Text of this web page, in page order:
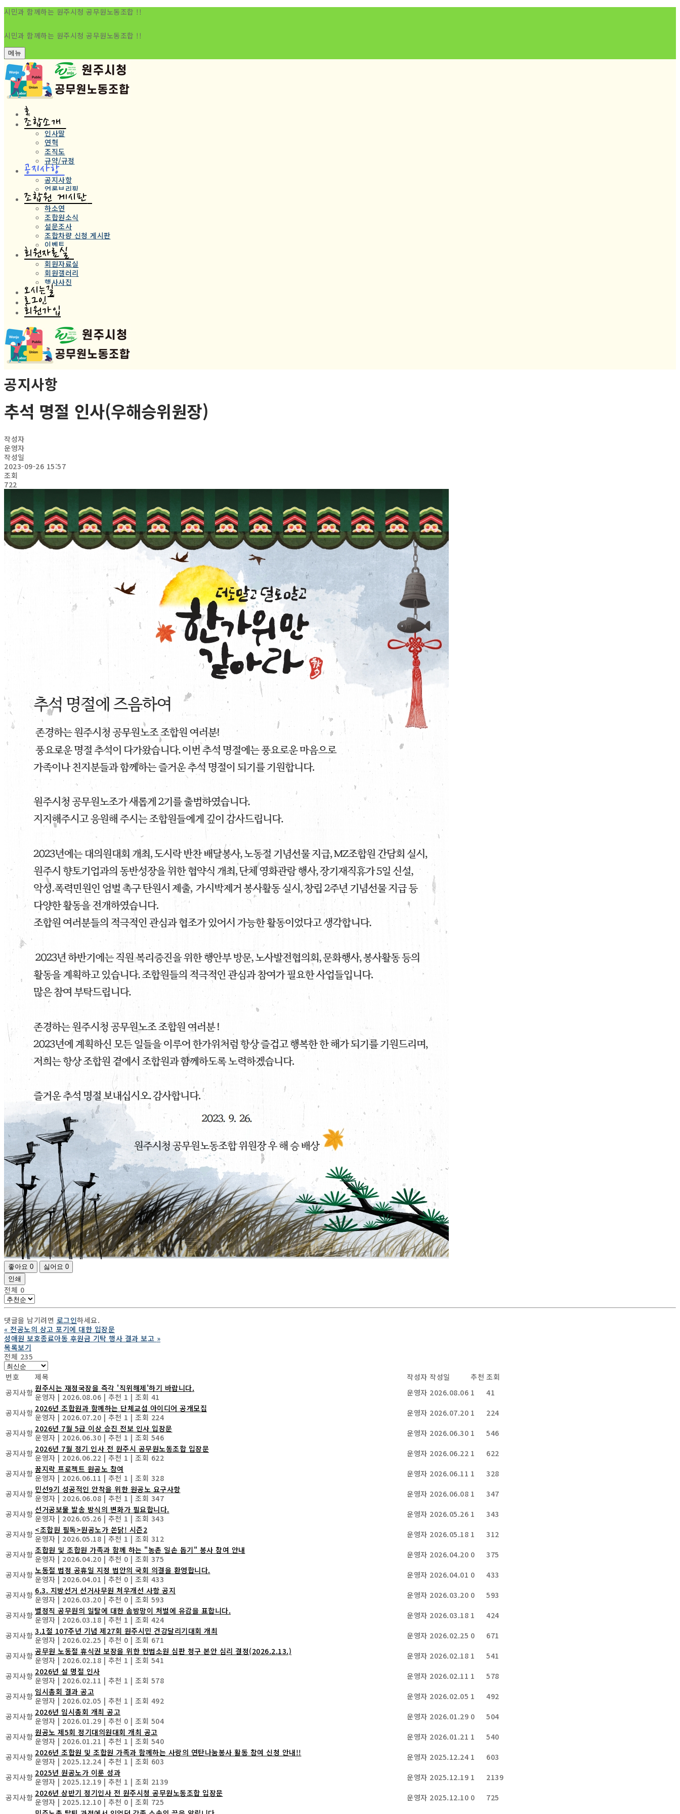
시민과 함께하는 원주시청 공무원노동조합 !!
시민과 함께하는 원주시청 공무원노동조합 !!
메뉴
홈
조합소개
인사말
연혁
조직도
규약/규정
공지사항
공지사항
언론브리핑
조합원 게시판
하소연
조합원소식
설문조사
조합차량 신청 게시판
이벤트
회원자료실
회원자료실
회원갤러리
행사사진
오시는길
로그인
회원가입
공지사항
추석 명절 인사(우해승위원장)
작성자
운영자
작성일
2023-09-26 15:57
조회
722
좋아요 0 싫어요 0
인쇄
전체 0
댓글을 남기려면 로그인하세요.
« 전공노의 상고 포기에 대한 입장문
성애원 보호종료아동 후원금 기탁 행사 결과 보고 »
목록보기
전체 235
번호
제목 작성자 작성일 추천 조회
공지사항 원주시는 재정국장을 즉각 '직위해제'하기 바랍니다.
운영자 | 2026.08.06 | 추천 1 | 조회 41 운영자 2026.08.06 1
41
공지사항 2026년 조합원과 함께하는 단체교섭 아이디어 공개모집
운영자 | 2026.07.20 | 추천 1 | 조회 224 운영자 2026.07.20 1
224
공지사항 2026년 7월 5급 이상 승진 전보 인사 입장문
운영자 | 2026.06.30 | 추천 1 | 조회 546 운영자 2026.06.30 1
546
공지사항 2026년 7월 정기 인사 전 원주시 공무원노동조합 입장문
운영자 | 2026.06.22 | 추천 1 | 조회 622 운영자 2026.06.22 1
622
공지사항 꿈지락 프로젝트 원공노 참여
운영자 | 2026.06.11 | 추천 1 | 조회 328 운영자 2026.06.11 1
328
공지사항 민선9기 성공적인 안착을 위한 원공노 요구사항
운영자 | 2026.06.08 | 추천 1 | 조회 347 운영자 2026.06.08 1
347
공지사항 선거공보물 발송 방식의 변화가 필요합니다.
운영자 | 2026.05.26 | 추천 1 | 조회 343 운영자 2026.05.26 1
343
공지사항 <조합원 필독>원공노가 쏜닭! 시즌2
운영자 | 2026.05.18 | 추천 1 | 조회 312 운영자 2026.05.18 1
312
공지사항 조합원 및 조합원 가족과 함께 하는 "농촌 일손 돕기" 봉사 참여 안내
운영자 | 2026.04.20 | 추천 0 | 조회 375 운영자 2026.04.20 0
375
공지사항 노동절 법정 공휴일 지정 법안의 국회 의결을 환영합니다.
운영자 | 2026.04.01 | 추천 0 | 조회 433 운영자 2026.04.01 0
433
공지사항 6.3. 지방선거 선거사무원 처우개선 사항 공지
운영자 | 2026.03.20 | 추천 0 | 조회 593 운영자 2026.03.20 0
593
공지사항 별정직 공무원의 일탈에 대한 솜방망이 처벌에 유감을 표합니다.
운영자 | 2026.03.18 | 추천 1 | 조회 424 운영자 2026.03.18 1
424
공지사항 3.1절 107주년 기념 제27회 원주시민 건강달리기대회 개최
운영자 | 2026.02.25 | 추천 0 | 조회 671 운영자 2026.02.25 0
671
공지사항 공무원 노동절 휴식권 보장을 위한 헌법소원 심판 청구 본안 심리 결정(2026.2.13.)
운영자 | 2026.02.18 | 추천 1 | 조회 541 운영자 2026.02.18 1
541
공지사항 2026년 설 명절 인사
운영자 | 2026.02.11 | 추천 1 | 조회 578 운영자 2026.02.11 1
578
공지사항 임시총회 결과 공고
운영자 | 2026.02.05 | 추천 1 | 조회 492 운영자 2026.02.05 1
492
공지사항 2026년 임시총회 개최 공고
운영자 | 2026.01.29 | 추천 0 | 조회 504 운영자 2026.01.29 0
504
공지사항 원공노 제5회 정기대의원대회 개최 공고
운영자 | 2026.01.21 | 추천 1 | 조회 540 운영자 2026.01.21 1
540
공지사항 2026년 조합원 및 조합원 가족과 함께하는 사랑의 연탄나눔봉사 활동 참여 신청 안내!!
운영자 | 2025.12.24 | 추천 1 | 조회 603 운영자 2025.12.24 1
603
공지사항 2025년 원공노가 이룬 성과
운영자 | 2025.12.19 | 추천 1 | 조회 2139 운영자 2025.12.19 1
2139
공지사항 2026년 상반기 정기인사 전 원주시청 공무원노동조합 입장문
운영자 | 2025.12.10 | 추천 0 | 조회 725 운영자 2025.12.10 0
725